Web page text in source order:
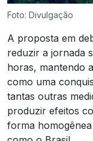
Foto: Divulgação
A proposta em
reduzir a jornada
horas, mantendo
como uma
tantas outras
produzir efeitos
forma